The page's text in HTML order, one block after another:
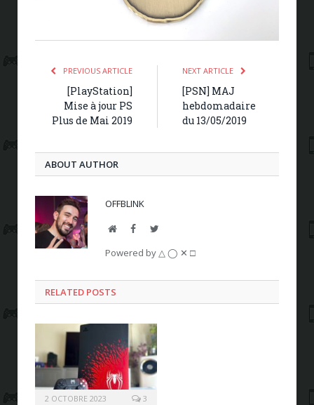
PREVIOUS ARTICLE
[PlayStation]
Mise à jour PS
Plus de Mai 2019
NEXT ARTICLE
[PSN] MAJ
hebdomadaire
du 13/05/2019
ABOUT AUTHOR
OFFBLINK
WebsiteFacebookTwitter
Powered by △ ◯ ✕ □
RELATED POSTS
2 OCTOBRE 2023 3